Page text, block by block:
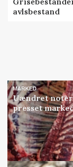
avlsbestand
MARKED
Uændret
presset